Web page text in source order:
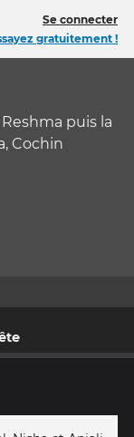
Se connecter
gratuitement !
puis la
Cochin